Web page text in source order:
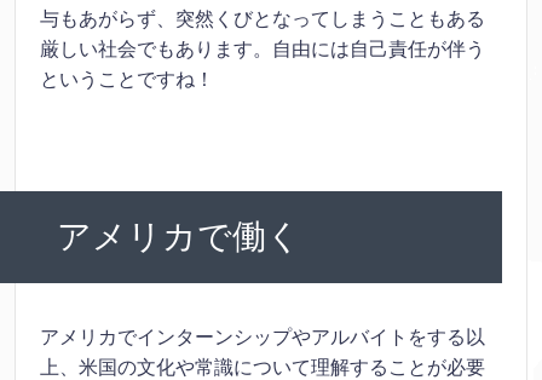
与もあがらず、突然くびとなってしまうこともある
厳しい社会でもあります。自由には自己責任が伴う
ということですね！
アメリカで働く
アメリカでインターンシップやアルバイトをする以
上、米国の文化や常識について理解することが必要